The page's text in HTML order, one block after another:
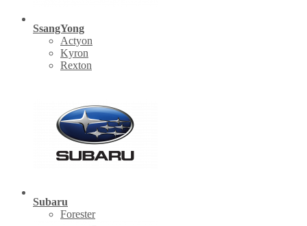
SsangYong
Actyon
Kyron
Rexton
Subaru
Forester